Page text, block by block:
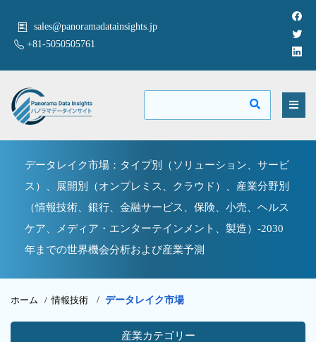
sales@panoramadatainsights.jp
+81-5050505761
データレイク市場：タイプ別（ソリューション、サービ
ス）、展開別（オンプレミス、クラウド）、産業分野別
（情報技術、銀行、金融サービス、保険、小売、ヘルス
ケア、メディア・エンターテインメント、製造）-2030
年までの世界機会分析および産業予測
ホーム /情報技術 / データレイク市場
産業カテゴリー